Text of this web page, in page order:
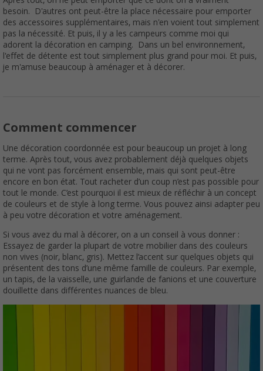
besoin. D'autres ont peut-être la place nécessaire pour emporter
des accessoires supplémentaires, mais n'en voient tout simplement
pas la nécessité. Et puis, il y a les campeurs comme moi qui
adorent la décoration en camping. Dans un bel environnement,
l'effet de détente est tout simplement plus grand pour moi. Et puis,
je m'amuse beaucoup à aménager et à décorer.
Comment commencer
Une décoration coordonnée est pour beaucoup un projet à long
terme. Après tout, vous avez probablement déjà quelques objets
qui ne vont pas forcément ensemble, mais qui sont peut-être
encore en bon état. Tout racheter d’un coup n’est pas possible pour
tout le monde. C’est pourquoi il est mieux de réfléchir à un concept
de couleurs et de style à long terme. Vous pouvez ainsi adapter peu
à peu votre décoration et votre aménagement.
Si vous avez du mal à décorer, on a un conseil à vous donner :
Essayez de garder la plupart de votre mobilier dans des couleurs
non vives (noir, blanc, gris). Mettez l’accent sur quelques objets qui
présentent des tons d’une même famille de couleurs. Par exemple,
un tapis, de la vaisselle, une guirlande de fanions et une couverture
douillette dans différentes nuances de bleu.